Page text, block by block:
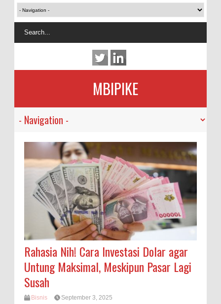
MBIPIKE
Rahasia Nih! Cara Investasi Dolar agar
Untung Maksimal, Meskipun Pasar Lagi
Susah
Bisnis September 3, 2025